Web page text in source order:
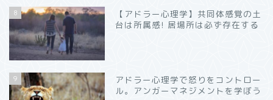
8
【アドラー心理学】共同体感覚の土
台は所属感! 居場所は必ず存在する
9
アドラー心理学で怒りをコントロー
ル。アンガーマネジメントを学ぼう